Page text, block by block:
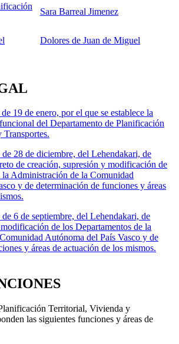
Sara Barreal Jimenez
Dolores de Juan de Miguel
19 de enero, por el que se establece la
del Departamento de Planificación
28 de diciembre, del Lehendakari, de
de creación, supresión y modificación de
la Administración de la Comunidad
y de determinación de funciones y áreas
6 de septiembre, del Lehendakari, de
de los Departamentos de la
Autónoma del País Vasco y de
y áreas de actuación de los mismos.
Territorial, Vivienda y
las siguientes funciones y áreas de